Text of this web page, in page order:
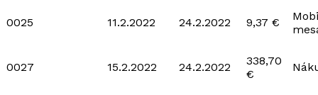
0025 11.2.2022 24.2.2022 9,37 €
0027 15.2.2022 24.2.2022
338,70
€